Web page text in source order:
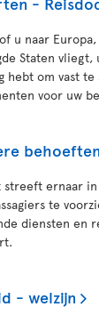
u naar
Staten
hebt om vast
voor uw
behoeften
streeft ernaar
te
diensten en
- welzijn